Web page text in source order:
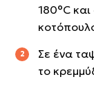
180°C
Σε ένα
το